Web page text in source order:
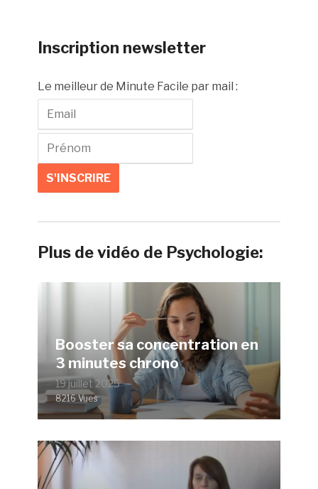
Inscription newsletter
Le meilleur de Minute Facile par mail :
Plus de vidéo de Psychologie:
Booster sa concentration en
3 minutes chrono
19 juillet 2025
8216 Vues